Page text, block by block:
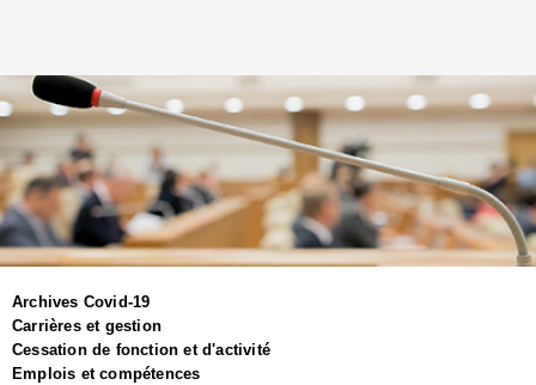
Archives Covid-19
Carrières et gestion
Cessation de fonction et d'activité
Emplois et compétences